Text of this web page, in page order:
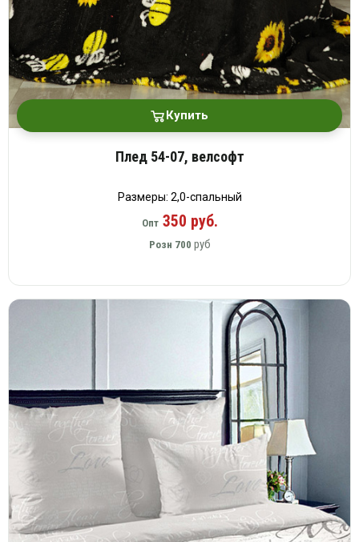
Купить
Плед 54-07, велсофт
Размеры: 2,0-спальный
Опт350 руб.
Розн 700 руб